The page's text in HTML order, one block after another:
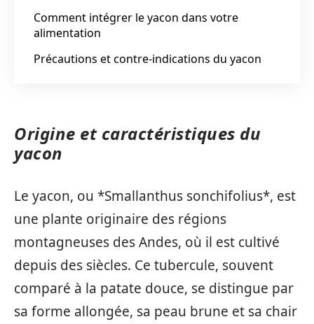
Comment intégrer le yacon dans votre
alimentation
Précautions et contre-indications du yacon
Origine et caractéristiques du
yacon
Le yacon, ou *Smallanthus sonchifolius*, est
une plante originaire des régions
montagneuses des Andes, où il est cultivé
depuis des siècles. Ce tubercule, souvent
comparé à la patate douce, se distingue par
sa forme allongée, sa peau brune et sa chair